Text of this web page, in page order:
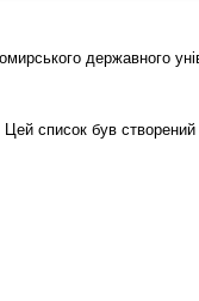
державного
Цей список був створений